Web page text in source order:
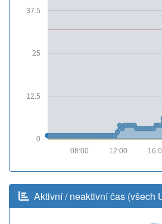
0
12.5
25
37.5
12:00
08:00
Aktivní / neaktivní čas (všech